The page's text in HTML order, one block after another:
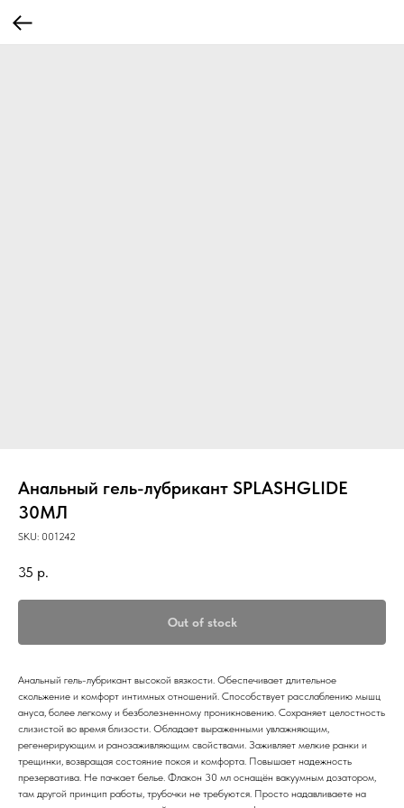
Анальный гель-лубрикант SPLASHGLIDE
30МЛ
SKU: 001242
35 р.
Out of stock
Анальный гель-лубрикант высокой вязкости. Обеспечивает длительное
скольжение и комфорт интимных отношений. Способствует расслаблению мышц
ануса, более легкому и безболезненному проникновению. Сохраняет целостность
слизистой во время близости. Обладает выраженными увлажняющим,
регенерирующим и ранозаживляющим свойствами. Заживляет мелкие ранки и
трещинки, возвращая состояние покоя и комфорта. Повышает надежность
презерватива. Не пачкает белье. Флакон 30 мл оснащён вакуумным дозатором,
там другой принцип работы, трубочки не требуются. Просто надавливаете на